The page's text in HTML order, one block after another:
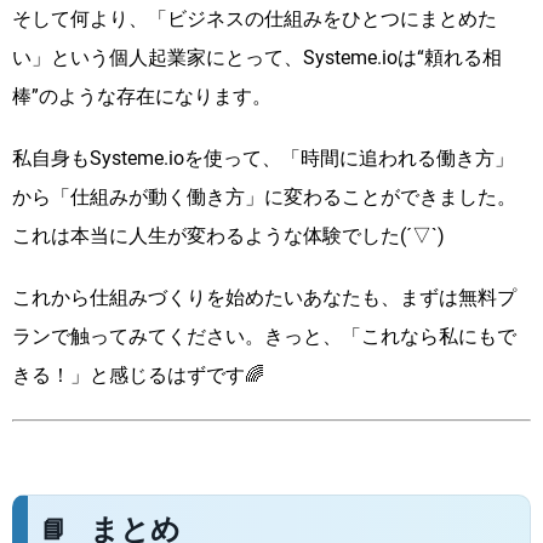
そして何より、「ビジネスの仕組みをひとつにまとめた
い」という個人起業家にとって、Systeme.ioは“頼れる相
棒”のような存在になります。
私自身もSysteme.ioを使って、「時間に追われる働き方」
から「仕組みが動く働き方」に変わることができました。
これは本当に人生が変わるような体験でした(´▽`)
これから仕組みづくりを始めたいあなたも、まずは無料プ
ランで触ってみてください。きっと、「これなら私にもで
きる！」と感じるはずです🌈
まとめ